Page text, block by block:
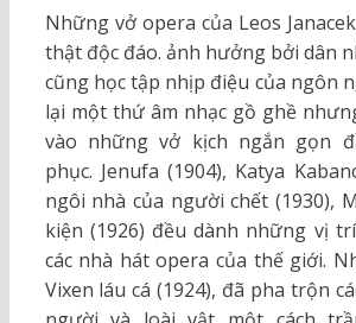
Những vở opera của Leos
thật độc đáo. ảnh hưởng bởi dân
cũng học tập nhịp điệu của ngôn
lại một thứ âm nhạc gồ ghề
vào những vở kịch ngắn gọn
phục. Jenufa (1904), Katya
ngôi nhà của người chết (1930),
kiện (1926) đều dành những vị
các nhà hát opera của thế giới.
Vixen láu cá (1924), đã pha trộn